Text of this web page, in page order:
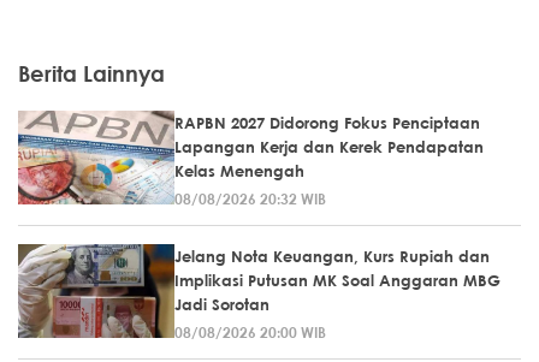
Berita Lainnya
RAPBN 2027 Didorong Fokus Penciptaan
Lapangan Kerja dan Kerek Pendapatan
Kelas Menengah
08/08/2026 20:32 WIB
Jelang Nota Keuangan, Kurs Rupiah dan
Implikasi Putusan MK Soal Anggaran MBG
Jadi Sorotan
08/08/2026 20:00 WIB